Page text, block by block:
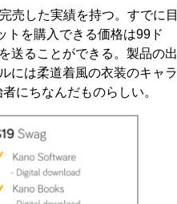
売した実績を持つ。すでに目
トを購入できる価格は99ド
送ることができる。製品の出
には柔道着風の衣装のキャラ
にちなんだものらしい。